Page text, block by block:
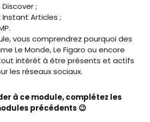
;
Instant Articles ;
vous comprendrez pourquoi des
Le Monde, Le Figaro ou encore
intérêt à être présents et actifs
les réseaux sociaux.
à ce module, complétez les
précédents 😉